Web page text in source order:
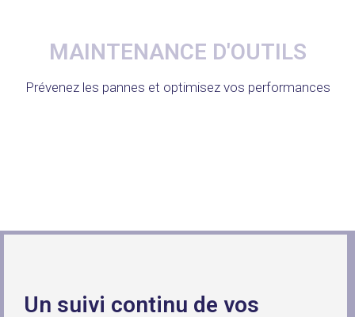
MAINTENANCE D'OUTILS
Prévenez les pannes et optimisez vos performances
Un suivi continu de vos